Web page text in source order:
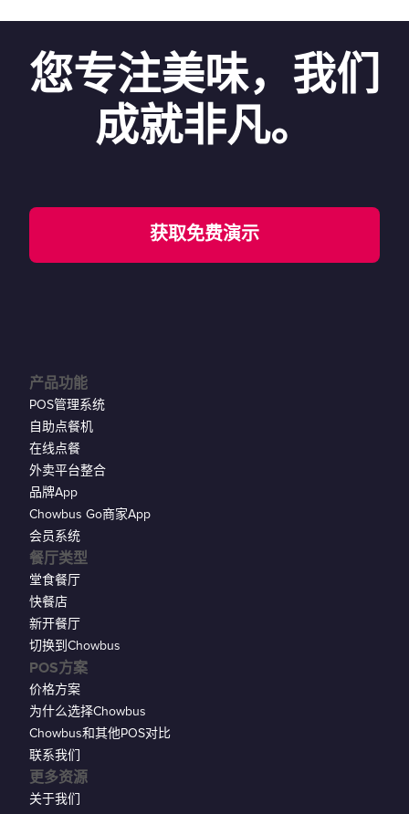
您专注美味，我们
成就非凡。
获取免费演示
产品功能
POS管理系统
自助点餐机
在线点餐
外卖平台整合
品牌App
Chowbus Go商家App
会员系统
餐厅类型
堂食餐厅
快餐店
新开餐厅
切换到Chowbus
POS方案
价格方案
为什么选择Chowbus
Chowbus和其他POS对比
联系我们
更多资源
关于我们